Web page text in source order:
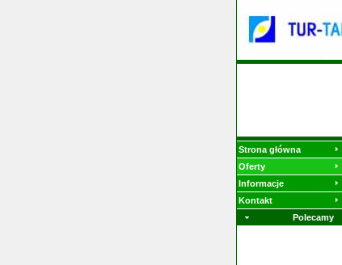
Strona główna
Oferty
Informacje
Kontakt
Polecamy